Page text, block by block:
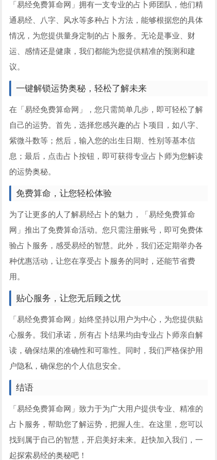
「易经免费算命网」拥有一支专业的占卜师团队，他们精
通易经、八字、风水等多种占卜方法，能够根据您的具体
情况，为您提供量身定制的占卜服务。无论是事业、财
运、感情还是健康，我们都能为您提供精准的预测和建
议。
一键解锁运势奥秘，轻松了解未来
在「易经免费算命网」，您只需简单几步，即可轻松了解
自己的运势。首先，选择您感兴趣的占卜项目，如八字、
紫微斗数等；然后，输入您的出生日期、性别等基本信
息；最后，点击占卜按钮，即可获得专业占卜师为您解读
的运势奥秘。
免费算命，让您轻松体验
为了让更多的人了解易经占卜的魅力，「易经免费算命
网」推出了免费算命活动。您只需注册账号，即可免费体
验占卜服务，感受易经的智慧。此外，我们还定期举办各
种优惠活动，让您在享受占卜服务的同时，还能节省费
用。
贴心服务，让您无后顾之忧
「易经免费算命网」始终坚持以用户为中心，为您提供贴
心服务。我们承诺，所有占卜结果均由专业占卜师亲自解
读，确保结果的准确性和可靠性。同时，我们严格保护用
户隐私，确保您的个人信息安全。
结语
「易经免费算命网」致力于为广大用户提供专业、精准的
占卜服务，帮助您了解运势，把握人生。在这里，您可以
找到属于自己的智慧，开启美好未来。赶快加入我们，一
起探索易经的奥秘吧！